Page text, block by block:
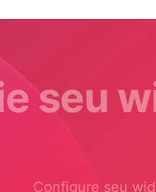
seu
Configure seu